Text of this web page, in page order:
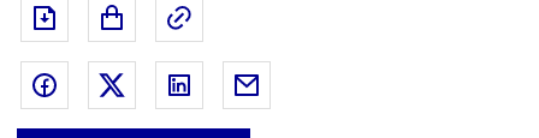
Exporter le document au format pdf
Partager sur Facebook
Partager sur Twitter
Partager sur LinkedIn